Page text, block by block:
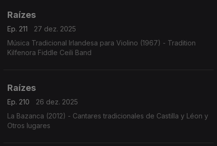
Raízes
Ep. 211
27 dez. 2025
Música Tradicional Irlandesa para Violino (1967) - Tradition
Kilfenora Fiddle Ceili Band
Raízes
Ep. 210
26 dez. 2025
La Bazanca (2012) - Cantares tradicionales de Castilla y Léon y
Otros lugares